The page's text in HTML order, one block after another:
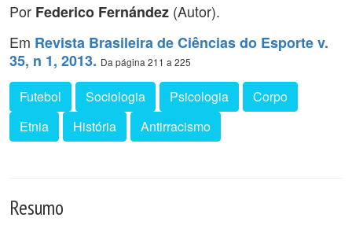
Por Federico Fernández (Autor).
Em Revista Brasileira de Ciências do Esporte v.
35, n 1, 2013. Da página 211 a 225
Futebol Sociologia Psicologia
Corpo
Etnia
História Antirracismo
Resumo